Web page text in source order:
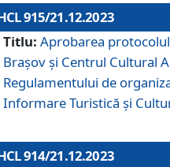
915/21.12.2023
Titlu: Aprobarea
Brașov și Centrul Cultural
Regulamentului de
Informare Turistică și
914/21.12.2023